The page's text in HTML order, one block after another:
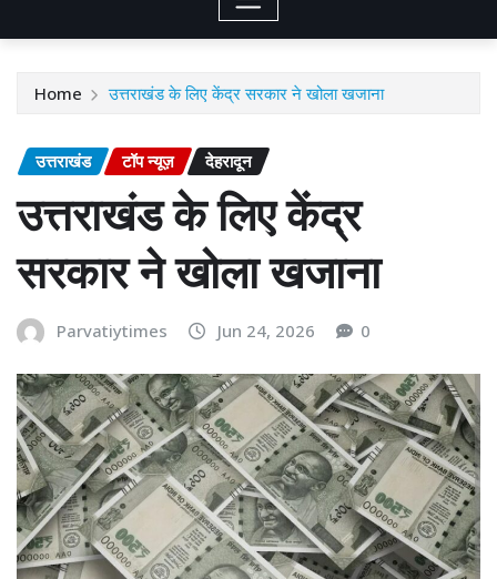
Home उत्तराखंड के लिए केंद्र सरकार ने खोला खजाना
उत्तराखंड टॉप न्यूज़ देहरादून
उत्तराखंड के लिए केंद्र
सरकार ने खोला खजाना
Parvatiytimes Jun 24, 2026 0